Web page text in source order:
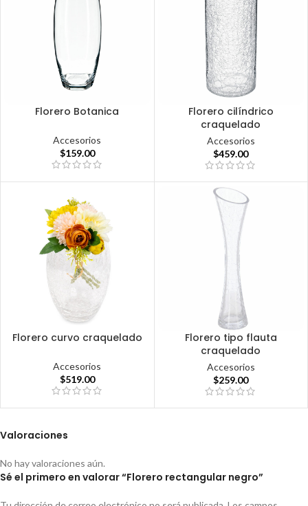
Florero Botanica
Accesorios
$159.00
Florero cilíndrico
craquelado
Accesorios
$459.00
Florero curvo craquelado
Accesorios
$519.00
Florero tipo flauta
craquelado
Accesorios
$259.00
Valoraciones
No hay valoraciones aún.
Sé el primero en valorar “Florero rectangular negro”